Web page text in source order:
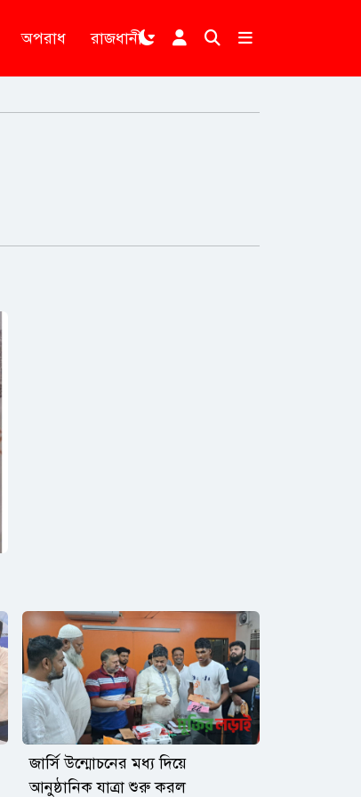
অপরাধ রাজধানী
জার্সি উন্মোচনের মধ্য দিয়ে
আনুষ্ঠানিক যাত্রা শুরু করল